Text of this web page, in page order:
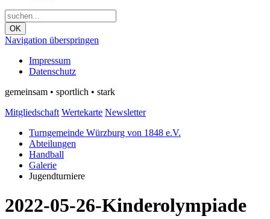
OK
Navigation überspringen
Impressum
Datenschutz
gemeinsam • sportlich • stark
Mitgliedschaft Wertekarte Newsletter
Turngemeinde Würzburg von 1848 e.V.
Abteilungen
Handball
Galerie
Jugendturniere
2022-05-26-Kinderolympiade